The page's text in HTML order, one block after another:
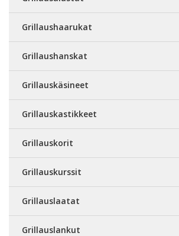
Grillaushaarukat
Grillaushanskat
Grillauskäsineet
Grillauskastikkeet
Grillauskorit
Grillauskurssit
Grillauslaatat
Grillauslankut